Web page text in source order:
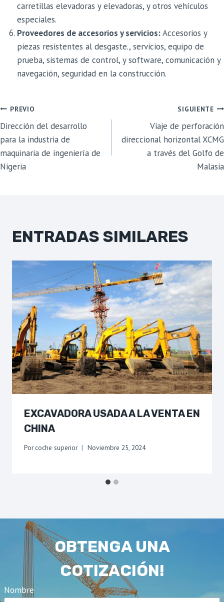
carretillas elevadoras y elevadoras, y otros vehículos
especiales.
Proveedores de accesorios y servicios:Accesorios y
piezas resistentes al desgaste., servicios, equipo de
prueba, sistemas de control, y software, comunicación y
navegación, seguridad en la construcción.
NAVEGACIÓN
DE
PUBLICACIONES
PREVIO
Dirección del desarrollo
para la industria de
maquinaria de ingeniería de
Nigeria
SIGUIENTE
Viaje de perforación
direccional horizontal XCMG
a través del Golfo de
Malasia
ENTRADAS SIMILARES
EXCAVADORA USADA A LA VENTA EN
CHINA
Porcoche superior Noviembre 25, 2024
OBTENGA UNA
COTIZACIÓN!
Nombre